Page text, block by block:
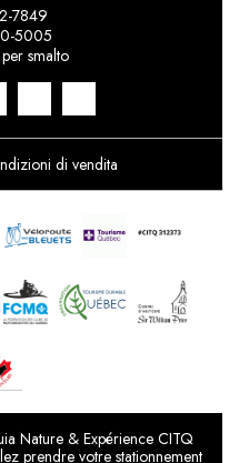
7849
5005
smalto
di vendita
Nature & Expérience CITQ
prendre votre stationnement